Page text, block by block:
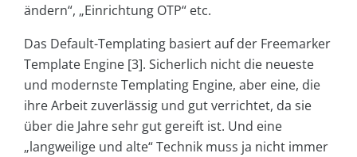
ändern“, „Einrichtung OTP“ etc.
Das Default-Templating basiert auf der Freemarker
Template Engine [3]. Sicherlich nicht die neueste
und modernste Templating Engine, aber eine, die
ihre Arbeit zuverlässig und gut verrichtet, da sie
über die Jahre sehr gut gereift ist. Und eine
„langweilige und alte“ Technik muss ja nicht immer